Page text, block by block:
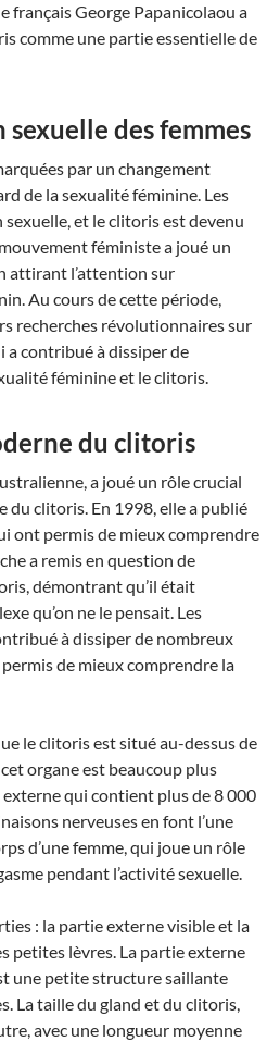
français George Papanicolaou a
comme une partie essentielle de
sexuelle des femmes
par un changement
de la sexualité féminine. Les
et le clitoris est devenu
féministe a joué un
attirant l’attention sur
Au cours de cette période,
recherches révolutionnaires sur
a contribué à dissiper de
féminine et le clitoris.
du clitoris
a joué un rôle crucial
clitoris. En 1998, elle a publié
ont permis de mieux comprendre
a remis en question de
démontrant qu’il était
qu’on ne le pensait. Les
à dissiper de nombreux
de mieux comprendre la
le clitoris est situé au-dessus de
organe est beaucoup plus
qui contient plus de 8 000
nerveuses en font l’une
d’une femme, qui joue un rôle
pendant l’activité sexuelle.
: la partie externe visible et la
petites lèvres. La partie externe
une petite structure saillante
La taille du gland et du clitoris,
avec une longueur moyenne